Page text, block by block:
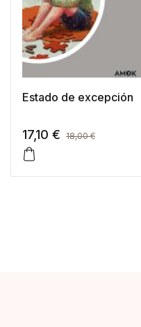
Estado de excepción
17,10 € 18,00€